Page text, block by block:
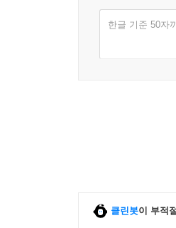
한글 기준 50자
클린봇이 부적